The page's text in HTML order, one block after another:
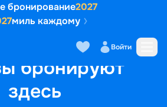
бронирование2027
миль каждому
Войти
бронируют
здесь